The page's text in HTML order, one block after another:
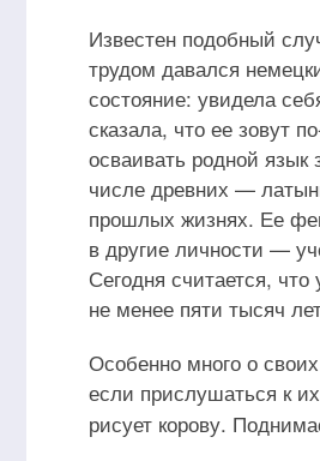
Известен подобный
трудом давался
состояние: увидела
сказала, что ее зовут
осваивать родной язык
числе древних —
прошлых жизнях. Ее
в другие личности —
Сегодня считается,
не менее пяти тысяч
Особенно много о
если прислушаться к
рисует корову.